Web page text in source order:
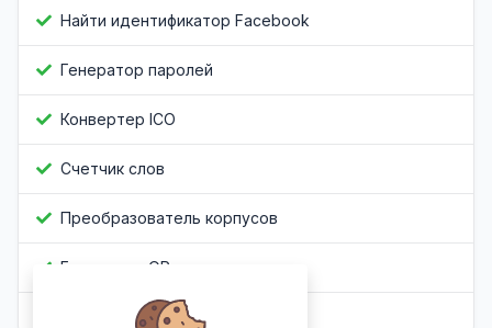
Найти идентификатор Facebook
Генератор паролей
Конвертер ICO
Счетчик слов
Преобразователь корпусов
Генератор QR-кода
Обфускатор Javascript